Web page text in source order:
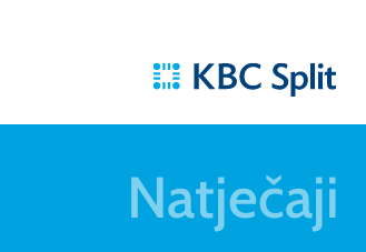
Natječaji